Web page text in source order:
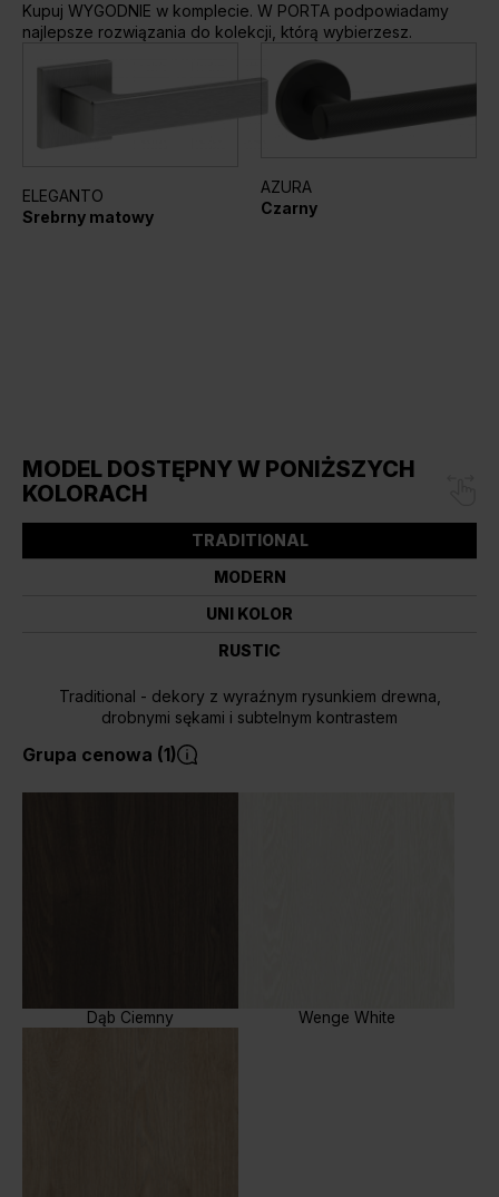
Kupuj WYGODNIE w komplecie. W PORTA podpowiadamy
najlepsze rozwiązania do kolekcji, którą wybierzesz.
ELEGANTO
Srebrny matowy
AZURA
Czarny
MODEL DOSTĘPNY W PONIŻSZYCH
KOLORACH
TRADITIONAL
MODERN
UNI KOLOR
RUSTIC
Traditional - dekory z wyraźnym rysunkiem drewna,
drobnymi sękami i subtelnym kontrastem
Grupa cenowa (1)
Dąb Ciemny Wenge White